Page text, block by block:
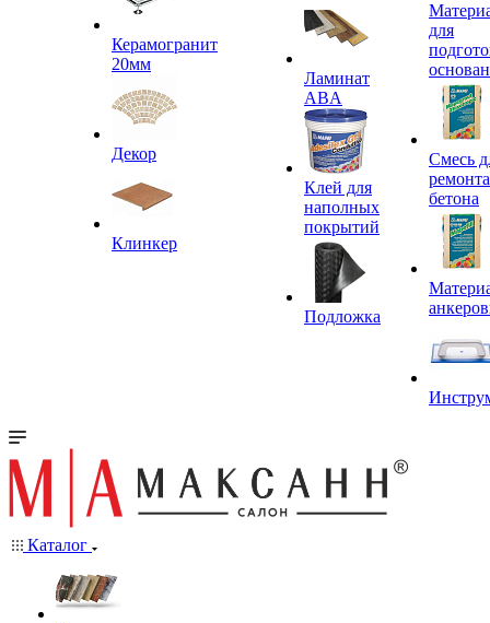
Керамогранит
20мм
Декор
Клинкер
Ламинат
ABA
Клей для
наполных
покрытий
Подложка
для
Смесь
ремонта
бетона
Каталог